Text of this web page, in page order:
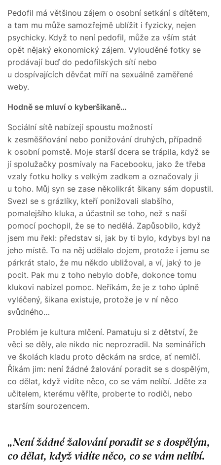
Pedofil má většinou zájem o osobní setkání s dítětem,
a tam mu může samozřejmě ublížit i fyzicky, nejen
psychicky. Když to není pedofil, může za vším stát
opět nějaký ekonomický zájem. Vylouděné fotky se
prodávají buď do pedofilských sítí nebo
u dospívajících děvčat míří na sexuálně zaměřené
weby.
Hodně se mluví o kyberšikaně…
Sociální sítě nabízejí spoustu možností
k zesměšňování nebo ponižování druhých, případně
k osobní pomstě. Moje starší dcera se trápila, když se
jí spolužačky posmívaly na Facebooku, jako že třeba
vzaly fotku holky s velkým zadkem a označovaly ji
u toho. Můj syn se zase několikrát šikany sám dopustil.
Svezl se s grázlíky, kteří ponižovali slabšího,
pomalejšího kluka, a účastnil se toho, než s naší
pomocí pochopil, že se to nedělá. Zapůsobilo, když
jsem mu řekl: představ si, jak by ti bylo, kdybys byl na
jeho místě. To na něj udělalo dojem, protože i jemu se
párkrát stalo, že mu někdo ubližoval, a ví, jaký to je
pocit. Pak mu z toho nebylo dobře, dokonce tomu
klukovi nabízel pomoc. Neříkám, že je z toho úplně
vyléčený, šikana existuje, protože je v ní něco
svůdného…
Problém je kultura mlčení. Pamatuju si z dětství, že
věci se děly, ale nikdo nic neprozradil. Na seminářích
ve školách kladu proto děckám na srdce, ať nemlčí.
Říkám jim: není žádné žalování poradit se s dospělým,
co dělat, když vidíte něco, co se vám nelíbí. Jděte za
učitelem, kterému věříte, proberte to rodiči, nebo
starším sourozencem.
Není žádné žalování poradit se s dospělým,
co dělat, když vidíte něco, co se vám nelíbí.